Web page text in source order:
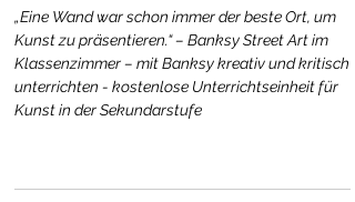
„Eine Wand war schon immer der beste Ort, um
Kunst zu präsentieren.“ – Banksy Street Art im
Klassenzimmer – mit Banksy kreativ und kritisch
unterrichten - kostenlose Unterrichtseinheit für
Kunst in der Sekundarstufe